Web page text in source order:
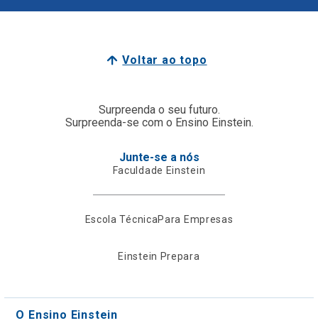
Voltar ao topo
Surpreenda o seu futuro.
Surpreenda-se com o Ensino Einstein.
Junte-se a nós
Faculdade Einstein
Escola TécnicaPara Empresas
Einstein Prepara
O Ensino Einstein